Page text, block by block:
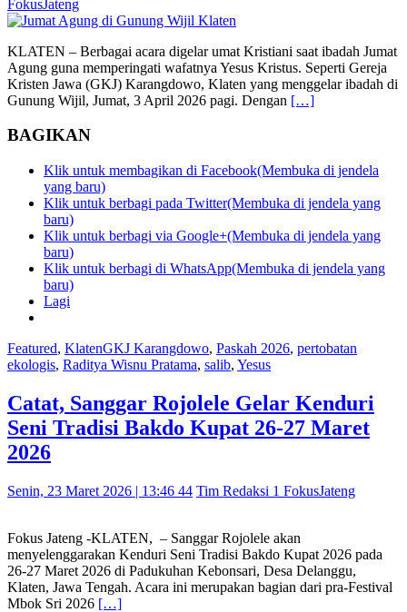
FokusJateng
KLATEN – Berbagai acara digelar umat Kristiani saat ibadah Jumat
Agung guna memperingati wafatnya Yesus Kristus. Seperti Gereja
Kristen Jawa (GKJ) Karangdowo, Klaten yang menggelar ibadah di
Gunung Wijil, Jumat, 3 April 2026 pagi. Dengan […]
BAGIKAN
Klik untuk membagikan di Facebook(Membuka di jendela
yang baru)
Klik untuk berbagi pada Twitter(Membuka di jendela yang
baru)
Klik untuk berbagi via Google+(Membuka di jendela yang
baru)
Klik untuk berbagi di WhatsApp(Membuka di jendela yang
baru)
Lagi
Featured, KlatenGKJ Karangdowo, Paskah 2026, pertobatan
ekologis, Raditya Wisnu Pratama, salib, Yesus
Catat, Sanggar Rojolele Gelar Kenduri
Seni Tradisi Bakdo Kupat 26-27 Maret
2026
Senin, 23 Maret 2026 | 13:46 44 Tim Redaksi 1 FokusJateng
Fokus Jateng -KLATEN, – Sanggar Rojolele akan
menyelenggarakan Kenduri Seni Tradisi Bakdo Kupat 2026 pada
26-27 Maret 2026 di Padukuhan Kebonsari, Desa Delanggu,
Klaten, Jawa Tengah. Acara ini merupakan bagian dari pra-Festival
Mbok Sri 2026 […]